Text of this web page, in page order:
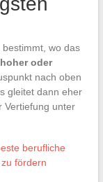
wo das
hoher oder
nach oben
gleitet dann eher
Vertiefung unter
berufliche
fördern